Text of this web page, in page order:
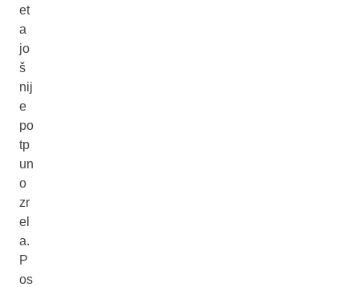
et
a
jo
š
nij
e
po
tp
un
o
zr
el
a.
P
os